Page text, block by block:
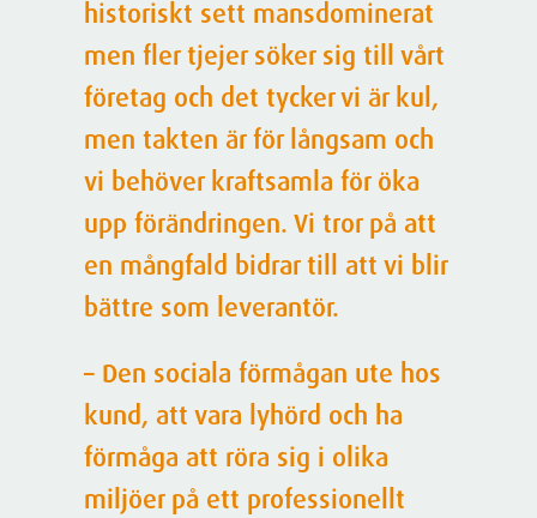
historiskt sett mansdominerat
men fler tjejer söker sig till vårt
företag och det tycker vi är kul,
men takten är för långsam och
vi behöver kraftsamla för öka
upp förändringen. Vi tror på att
en mångfald bidrar till att vi blir
bättre som leverantör.
– Den sociala förmågan ute hos
kund, att vara lyhörd och ha
förmåga att röra sig i olika
miljöer på ett professionellt